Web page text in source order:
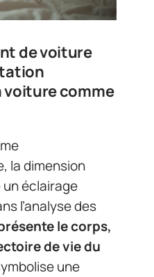
de voiture
voiture comme
la dimension
éclairage
l’analyse des
le corps,
de vie du
une